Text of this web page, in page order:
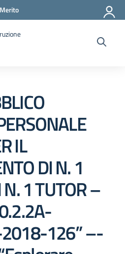
IL
DI N. 1
N. 1 TUTOR –
2018-126” –-